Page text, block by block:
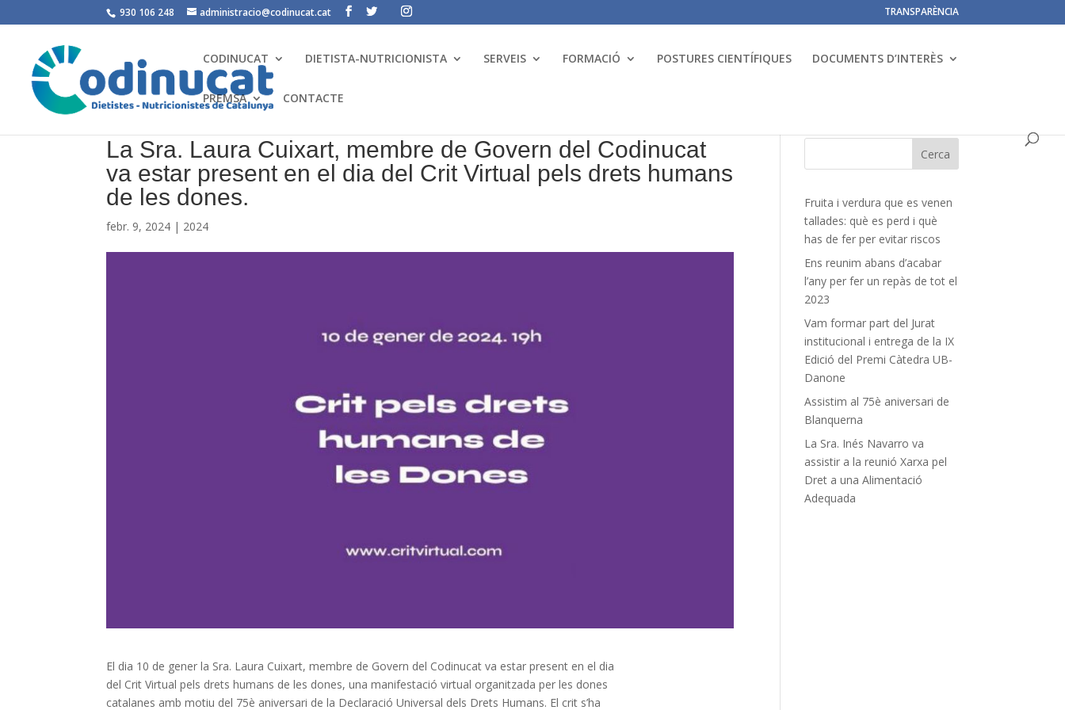
930 106 248 administracio@codinucat.cat TRANSPARÈNCIA
CODINUCAT DIETISTA-NUTRICIONISTA SERVEIS FORMACIÓ POSTURES CIENTÍFIQUES DOCUMENTS D’INTERÈS
PREMSA CONTACTE
La Sra. Laura Cuixart, membre de Govern del Codinucat
va estar present en el dia del Crit Virtual pels drets humans
de les dones.
febr. 9, 2024 | 2024
El dia 10 de gener la Sra. Laura Cuixart, membre de Govern del Codinucat va estar present en el dia
del Crit Virtual pels drets humans de les dones, una manifestació virtual organitzada per les dones
catalanes amb motiu del 75è aniversari de la Declaració Universal dels Drets Humans. El crit s’ha
Fruita i verdura que es venen
tallades: què es perd i què
has de fer per evitar riscos
Ens reunim abans d’acabar
l’any per fer un repàs de tot el
2023
Vam formar part del Jurat
institucional i entrega de la IX
Edició del Premi Càtedra UB-
Danone
Assistim al 75è aniversari de
Blanquerna
La Sra. Inés Navarro va
assistir a la reunió Xarxa pel
Dret a una Alimentació
Adequada